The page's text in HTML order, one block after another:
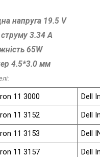
напруга 19.5 V
3.34 A
65W
4.5*3.0 мм
11 3000 Dell
11 3152
Dell
11 3153
Dell
11 3157
Dell